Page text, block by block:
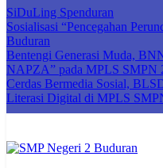
SiDuLing Spenduran
Sosialisasi “Pencegahan
Buduran
Bentengi Generasi Muda,
NAPZA” pada MPLS SMPN
Cerdas Bermedia Sosial,
Literasi Digital di MPLS